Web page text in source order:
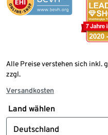
Alle Preise verstehen sich inkl.
zzgl.
Versandkosten
Land wählen
Deutschland